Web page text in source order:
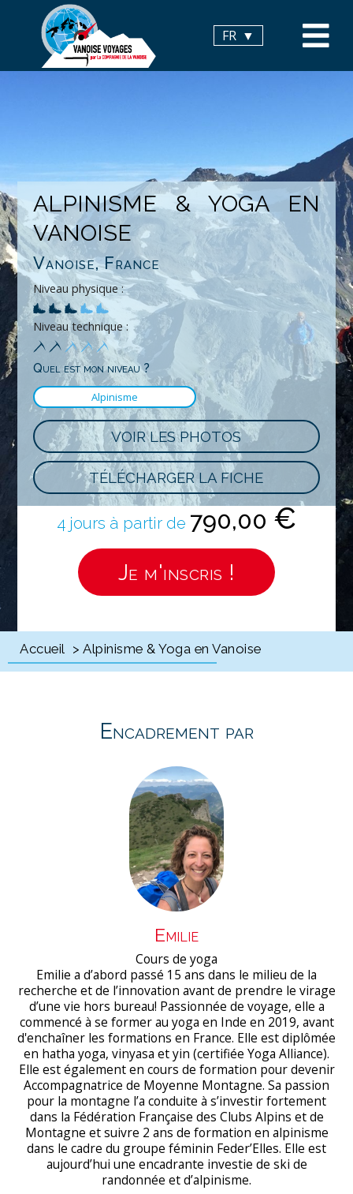
FR
ALPINISME & YOGA EN
VANOISE
Vanoise, France
Niveau physique :
Niveau technique :
Quel est mon niveau ?
Alpinisme
VOIR LES PHOTOS
TÉLÉCHARGER LA FICHE
4 jours à partir de 790,00 €
Je m'inscris !
Accueil > Alpinisme & Yoga en Vanoise
Encadrement par
Emilie
Cours de yoga
Emilie a d’abord passé 15 ans dans le milieu de la
recherche et de l’innovation avant de prendre le virage
d’une vie hors bureau! Passionnée de voyage, elle a
commencé à se former au yoga en Inde en 2019, avant
d'enchaîner les formations en France. Elle est diplômée
en hatha yoga, vinyasa et yin (certifiée Yoga Alliance).
Elle est également en cours de formation pour devenir
Accompagnatrice de Moyenne Montagne. Sa passion
pour la montagne l’a conduite à s’investir fortement
dans la Fédération Française des Clubs Alpins et de
Montagne et suivre 2 ans de formation en alpinisme
dans le cadre du groupe féminin Feder’Elles. Elle est
aujourd’hui une encadrante investie de ski de
randonnée et d’alpinisme.
Panneau de gestion des cookies